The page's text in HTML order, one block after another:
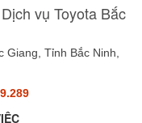
vụ Toyota Bắc
Tỉnh Bắc Ninh,